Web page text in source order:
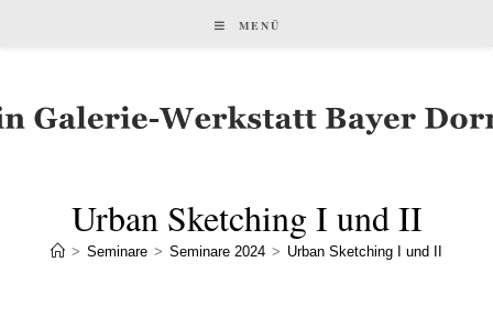
MENÜ
Urban Sketching I und II
> Seminare > Seminare 2024 > Urban Sketching I und II